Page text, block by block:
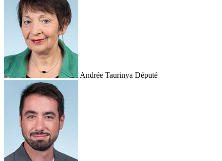
Andrée Taurinya Député